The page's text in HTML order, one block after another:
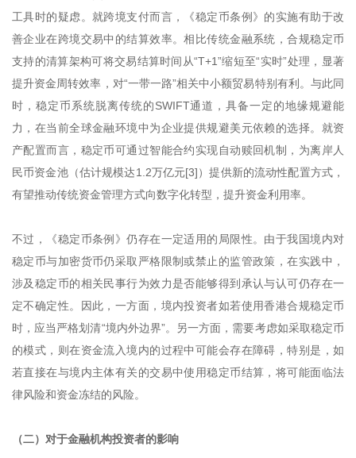
工具时的疑虑。就跨境支付而言，《稳定币条例》的实施有助于改
善企业在跨境交易中的结算效率。相比传统金融系统，合规稳定币
支持的清算架构可将交易结算时间从“T+1”缩短至“实时”处理，显著
提升资金周转效率，对“一带一路”相关中小额贸易特别有利。与此同
时，稳定币系统脱离传统的SWIFT通道，具备一定的地缘规避能
力，在当前全球金融环境中为企业提供规避美元依赖的选择。就资
产配置而言，稳定币可通过智能合约实现自动赎回机制，为离岸人
民币资金池（估计规模达1.2万亿元[3]）提供新的流动性配置方式，
有望推动传统资金管理方式向数字化转型，提升资金利用率。
不过，《稳定币条例》仍存在一定适用的局限性。由于我国境内对
稳定币与加密货币仍采取严格限制或禁止的监管政策，在实践中，
涉及稳定币的相关民事行为效力是否能够得到承认与认可仍存在一
定不确定性。因此，一方面，境内投资者如若使用香港合规稳定币
时，应当严格划清“境内外边界”。另一方面，需要考虑如采取稳定币
的模式，则在资金流入境内的过程中可能会存在障碍，特别是，如
若直接在与境内主体有关的交易中使用稳定币结算，将可能面临法
律风险和资金冻结的风险。
（二）对于金融机构投资者的影响